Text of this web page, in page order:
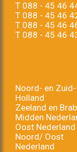
T 088 - 45 46
T 088 - 45 46
T 088 - 45 46
T 088 - 45 46
Noord- en Zuid-
Holland
Zeeland en
Midden
Oost Nederland
Noord/ Oost
Nederland